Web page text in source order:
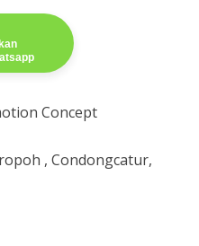
Concept
, Condongcatur,